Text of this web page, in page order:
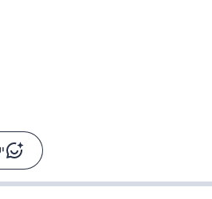
-
רכבי הסלבס: על מה נוסע